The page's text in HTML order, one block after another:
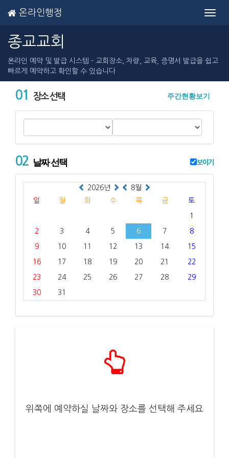
온라인행정
종교교회
온라인 예약 및 발급 시스템 - 교회장소, 차량, 교육, 증명서 발급을 쉽고
빠르게 예약하고 확인할 수 있습니다
01 장소 선택 주간현황보기
02 날짜 선택 보이기
2026년
8월
일
월 화 수 목 금 토
1
2 3 4 5 6 7 8
9 10 11 12 13 14 15
16 17 18 19 20 21 22
23 24 25 26 27 28 29
30 31